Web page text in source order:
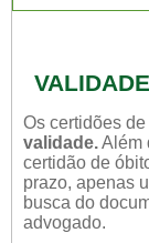
Os certidões
validade.Além
certidão de
prazo, apenas
busca do
advogado.